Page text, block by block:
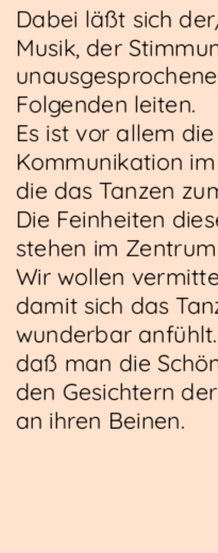
Dabei läßt sich
Musik, der
Folgenden leiten.
Es ist vor allem
Kommunikation
die das Tanzen
Die Feinheiten
stehen im
Wir wollen
damit sich das
wunderbar
daß man die
den Gesichtern
an ihren Beinen.